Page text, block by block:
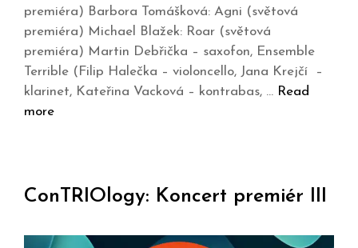
premiéra) Barbora Tomášková: Agni (světová
premiéra) Michael Blažek: Roar (světová
premiéra) Martin Debřička – saxofon, Ensemble
Terrible (Filip Halečka – violoncello, Jana Krejčí –
klarinet, Kateřina Vacková – kontrabas, … Read
more
ConTRIOlogy: Koncert premiér III